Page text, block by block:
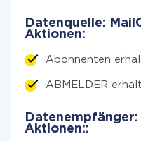
Datenquelle:
Aktionen:
Abonnenten
ABMELDER
Aktionen::